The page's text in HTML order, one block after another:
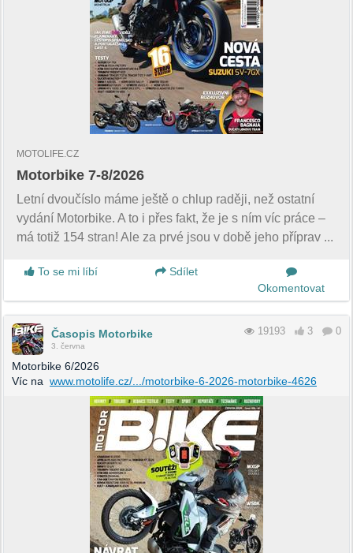
MOTOLIFE.CZ
Motorbike 7-8/2026
Letní dvoučíslo máme ještě o chlup raději, než ostatní
vydání Motorbike. A to i přes fakt, že je s ním víc práce –
má totiž 154 stran! Ale za prvé jsou v době jeho příprav ...
To se mi líbí
Sdílet
Okomentovat
Časopis Motorbike
3. června
19193 3 0
Motorbike 6/2026
Víc na www.motolife.cz/.../motorbike-6-2026-motorbike-4626